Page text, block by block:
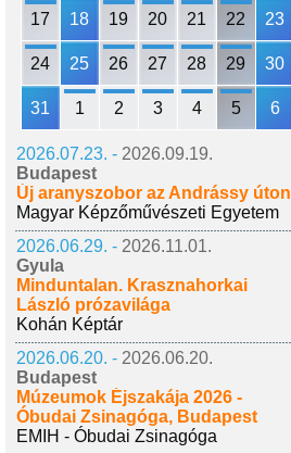
17 18 19 20 21 22 23
24 25 26 27 28 29 30
31 1 2 3 4 5 6
2026.07.23. - 2026.09.19.
Budapest
Új aranyszobor az Andrássy úton
Magyar Képzőművészeti Egyetem
2026.06.29. - 2026.11.01.
Gyula
Minduntalan. Krasznahorkai
László prózavilága
Kohán Képtár
2026.06.20. - 2026.06.20.
Budapest
Múzeumok Éjszakája 2026 -
Óbudai Zsinagóga, Budapest
EMIH - Óbudai Zsinagóga